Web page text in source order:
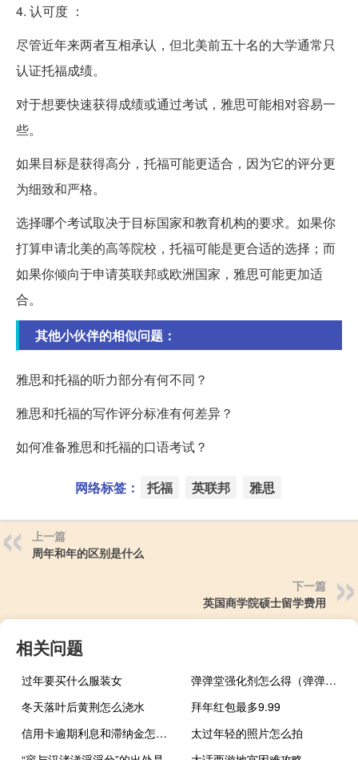
4. 认可度 ：
尽管近年来两者互相承认，但北美前五十名的大学通常只
认证托福成绩。
对于想要快速获得成绩或通过考试，雅思可能相对容易一
些。
如果目标是获得高分，托福可能更适合，因为它的评分更
为细致和严格。
选择哪个考试取决于目标国家和教育机构的要求。如果你
打算申请北美的高等院校，托福可能是更合适的选择；而
如果你倾向于申请英联邦或欧洲国家，雅思可能更加适
合。
其他小伙伴的相似问题：
雅思和托福的听力部分有何不同？
雅思和托福的写作评分标准有何差异？
如何准备雅思和托福的口语考试？
网络标签： 托福 英联邦 雅思
上一篇
周年和年的区别是什么
下一篇
英国商学院硕士留学费用
相关问题
过年要买什么服装女
弹弹堂强化剂怎么得（弹弹堂强化）
冬天落叶后黄荆怎么浇水
拜年红包最多9.99
信用卡逾期利息和滞纳金怎么算
太过年轻的照片怎么拍